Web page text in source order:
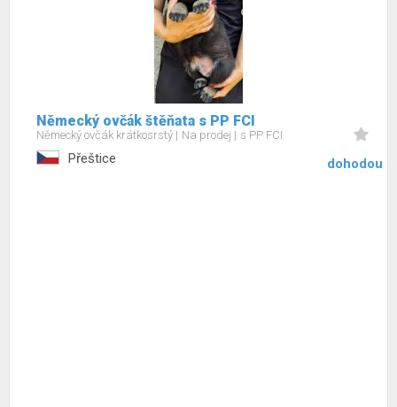
Německý ovčák štěňata s PP FCI
Německý ovčák krátkosrstý Na prodej s PP FCI
Přeštice dohodou